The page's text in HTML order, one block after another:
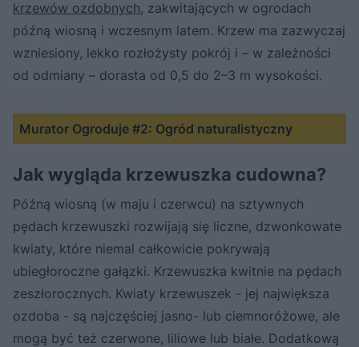
krzewów ozdobnych, zakwitających w ogrodach
późną wiosną i wczesnym latem. Krzew ma zazwyczaj
wzniesiony, lekko rozłożysty pokrój i – w zależności
od odmiany – dorasta od 0,5 do 2–3 m wysokości.
Murator Ogroduje #2: Ogród naturalistyczny
Jak wygląda krzewuszka cudowna?
Późną wiosną (w maju i czerwcu) na sztywnych
pędach krzewuszki rozwijają się liczne, dzwonkowate
kwiaty, które niemal całkowicie pokrywają
ubiegłoroczne gałązki. Krzewuszka kwitnie na pędach
zeszłorocznych. Kwiaty krzewuszek - jej największa
ozdoba - są najczęściej jasno- lub ciemnoróżowe, ale
mogą być też czerwone, liliowe lub białe. Dodatkową